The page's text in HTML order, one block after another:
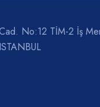
No:12 TİM-2 İş